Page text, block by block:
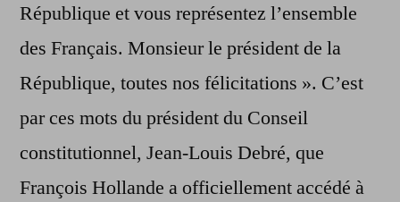
République et vous représentez l’ensemble
des Français. Monsieur le président de la
République, toutes nos félicitations ». C’est
par ces mots du président du Conseil
constitutionnel, Jean-Louis Debré, que
François Hollande a officiellement accédé à